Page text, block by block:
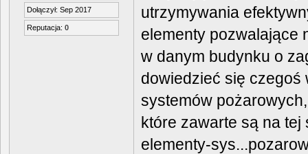
Dołączył: Sep 2017
Reputacja: 0
utrzymywania
elementy pozwalające
w danym budynku o
dowiedzieć się czegoś
systemów
które zawarte są na
elementy-